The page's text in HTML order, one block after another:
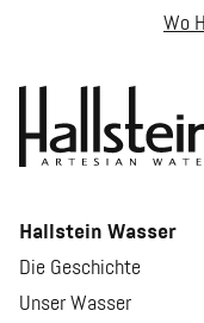
Wo
Hallstein Wasser
Die Geschichte
Unser Wasser